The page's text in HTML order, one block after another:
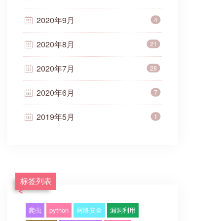
2020年9月 4
2020年8月 21
2020年7月 28
2020年6月 7
2019年5月 1
标签列表
爬虫 python 网络安全 漏洞利用